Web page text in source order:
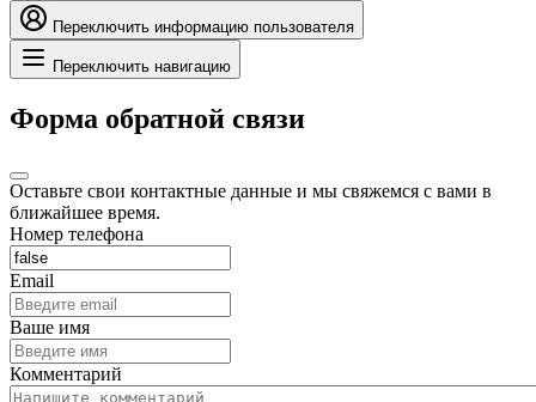
Переключить информацию пользователя
Переключить навигацию
Форма обратной связи
Оставьте свои контактные данные и мы свяжемся с вами в
ближайшее время.
Номер телефона
Email
Ваше имя
Комментарий